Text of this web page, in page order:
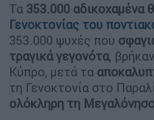
Τα 353.000 αδικοχαμένα
Γενοκτονίας του
353.000 ψυχές που
τραγικά γεγονότα,
Κύπρο, μετά τα
τη Γενοκτονία στο
ολόκληρη τη